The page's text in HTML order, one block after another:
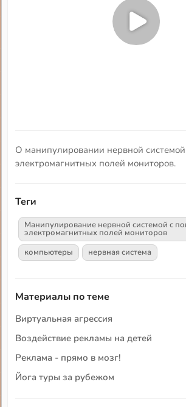
О манипулировании нервной
электромагнитных полей мониторов.
Теги
Манипулирование нервной системой с
электромагнитных полей мониторов
компьютеры
нервная система
Материалы по теме
Виртуальная агрессия
Воздействие рекламы на детей
Реклама - прямо в мозг!
Йога туры за рубежом